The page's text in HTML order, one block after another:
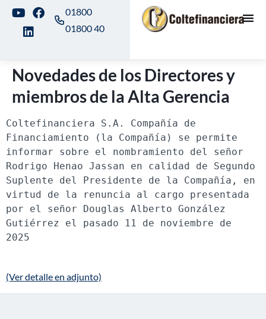
01800
01800 40
Novedades de los Directores y
miembros de la Alta Gerencia
Coltefinanciera S.A. Compañía de
Financiamiento (la Compañía) se permite
informar sobre el nombramiento del señor
Rodrigo Henao Jassan en calidad de Segundo
Suplente del Presidente de la Compañía, en
virtud de la renuncia al cargo presentada
por el señor Douglas Alberto González
Gutiérrez el pasado 11 de noviembre de
2025
(Ver detalle en adjunto)